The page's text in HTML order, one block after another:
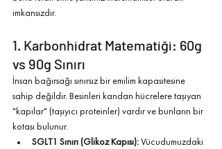
imkansızdır.
1. Karbonhidrat Matematiği: 60g
vs 90g Sınırı
İnsan bağırsağı sınırsız bir emilim kapasitesine
sahip değildir. Besinleri kandan hücrelere taşıyan
"kapılar" (taşıyıcı proteinler) vardır ve bunların bir
kotası bulunur.
SGLT1 Sınırı (Glikoz Kapısı): Vücudumuzdaki